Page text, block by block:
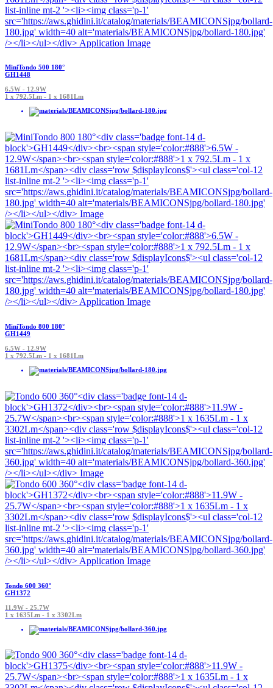
MiniTondo 500 180°
GH1448
6.5W - 12.9W
1 x 792.5Lm - 1 x 1681Lm
MiniTondo 800 180°
GH1449
6.5W - 12.9W
1 x 792.5Lm - 1 x 1681Lm
Tondo 600 360°
GH1372
11.9W - 25.7W
1 x 1635Lm - 1 x 3302Lm